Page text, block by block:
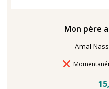
Mon père
Délais de